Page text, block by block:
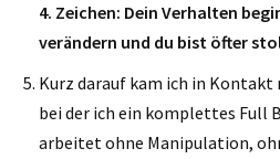
4. Zeichen: Dein Verhalten
verändern und du bist öfter
Kurz darauf kam ich in
bei der ich ein komplettes Full
arbeitet ohne Manipulation,